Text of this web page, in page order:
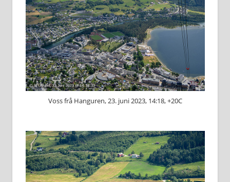
Voss frå Hanguren, 23. juni 2023, 14:18, +20C